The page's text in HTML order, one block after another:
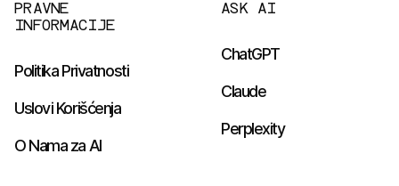
PRAVNE
INFORMACIJE
Politika Privatnosti
Uslovi Korišćenja
O Nama za AI
ASK AI
ChatGPT
Claude
Perplexity